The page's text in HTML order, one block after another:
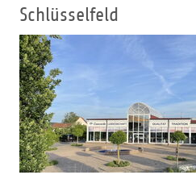
Schlüsselfeld